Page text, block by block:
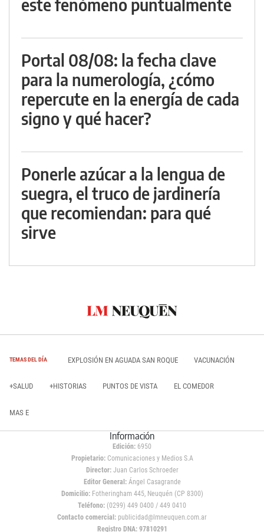
este fenómeno puntualmente
Portal 08/08: la fecha clave
para la numerología, ¿cómo
repercute en la energía de cada
signo y qué hacer?
Ponerle azúcar a la lengua de
suegra, el truco de jardinería
que recomiendan: para qué
sirve
TEMAS DEL DÍA EXPLOSIÓN EN AGUADA SAN ROQUE VACUNACIÓN
+SALUD +HISTORIAS PUNTOS DE VISTA EL COMEDOR
MAS E
Información
Edición: 6950
Propietario:Comunicaciones y Medios S.A
Director: Juan Carlos Schroeder
Editor General:Ángel Casagrande
Domicilio:Fotheringham 445, Neuquén (CP 8300)
Teléfono: (0299) 449 0400 / 449 0410
Contacto comercial: publicidad@lmneuquen.com.ar
Registro DNA: 97810291